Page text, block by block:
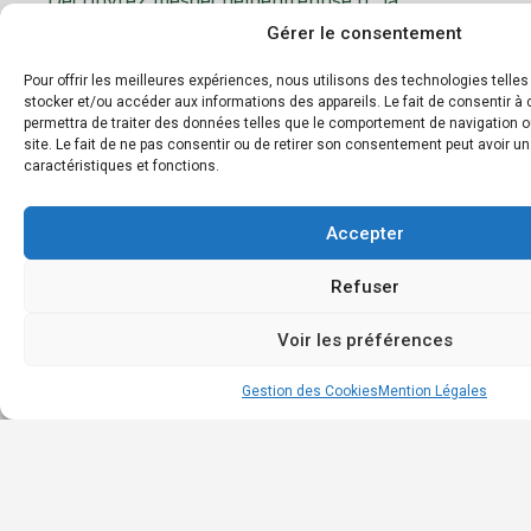
Gérer le consentement
Pour offrir les meilleures expériences, nous utilisons des technologies
stocker et/ou accéder aux informations des appareils. Le fait de consentir à
permettra de traiter des données telles que le comportement de navigation
site. Le fait de ne pas consentir ou de retirer son consentement peut avoir
caractéristiques et fonctions.
Accepter
Refuser
Voir les préférences
Gestion des Cookies Mention Légales
plateforme dédiée à la gestion et au tri des
faciliter le recyclage et d’encourager les
pratiques éco-responsables en entreprise.
Les
et